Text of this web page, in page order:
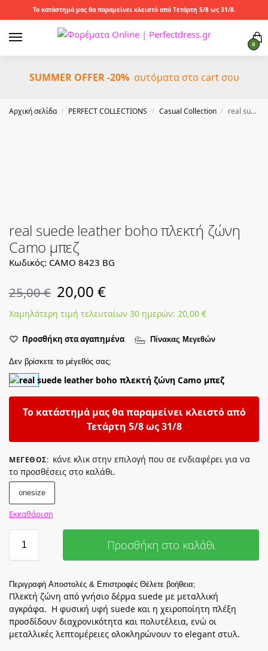
Το κατάστημά μας θα παραμείνει κλειστό από Τετάρτη 5/8 ως 31/8.
0
SUMMER OFFER -20%αυτόματα στο cart σου
Αρχική σελίδα / PERFECT COLLECTIONS / Casual Collection / real suede leather boho πλεκτή ζώνη Camo μπεζ
real suede leather boho πλεκτή ζώνη
Camo μπεζ
Κωδικός: CAMO 8423 BG
25,00€ 20,00 €
Χαμηλότερη τιμή τελευταίων 30 ημερών: 20,00 €
Προσθήκη στα αγαπημένα Πίνακας Μεγεθών
Δεν βρίσκετε το μέγεθός σας;
Το κατάστημά μας θα παραμείνει κλειστό από
Τετάρτη 5/8 ως 31/8
ΜΈΓΕΘΟΣ: κάνε κλικ στην επιλογή που σε ενδιαφέρει για να
το προσθέσεις στο καλάθι.
onesize
Εκκαθάριση
Προσθήκη στο καλάθι
Περιγραφή Αποστολές & Επιστροφές Θέλετε βοήθεια;
Πλεκτή ζώνη από γνήσιο δέρμα suede με μεταλλική
αγκράφα. Η φυσική υφή suede και η χειροποίητη πλέξη
προσδίδουν διαχρονικότητα και πολυτέλεια, ενώ οι
μεταλλικές λεπτομέρειες ολοκληρώνουν το elegant στυλ.